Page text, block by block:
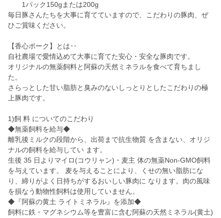
1パック150gまたは200g
毎日豚さんたちを大事に育てていますので、こだわりの豚肉、ぜ
ひご賞味ください。
【香心ポーク】とは‥
自社農場で愛情込めて大事に育てた安心・安全な豚肉です。
オリジナルの無薬飼料と阿蘇の天然ミネラルを食べて育ちまし
た。
さらっとした甘い脂肪と臭みのないしっとりとしたこだわりの極
上豚肉です。
1)飼 料 についてのこだわり
◆無薬飼料を給与◆
離乳後ミルクの段階から、出荷まで抗生物質 を含まない、オリジ
ナルの飼料を給与してい ます。
生後 35 日よりマイロ(コウリャン)・麦主 体の無薬Non-GMO飼料
を与えています。 麦を与えることにより、くせの無い脂肪にな
り、締りがよく日持ちがするおいしい豚肉に なります。肉の風味
を損なう動物性飼料は使用していません。
◆『阿蘇の黄土 ライトミネラル』を添加◆
飼料に鉄・マグネシウム等を豊富に含む阿蘇の天然ミネラル(黄土)